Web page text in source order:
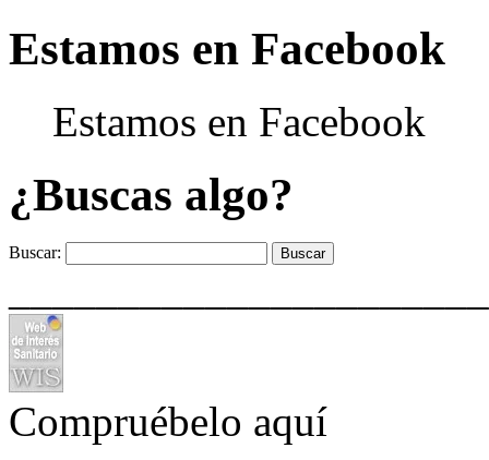
Estamos en Facebook
Estamos en Facebook
¿Buscas algo?
Buscar:
Compruébelo aquí